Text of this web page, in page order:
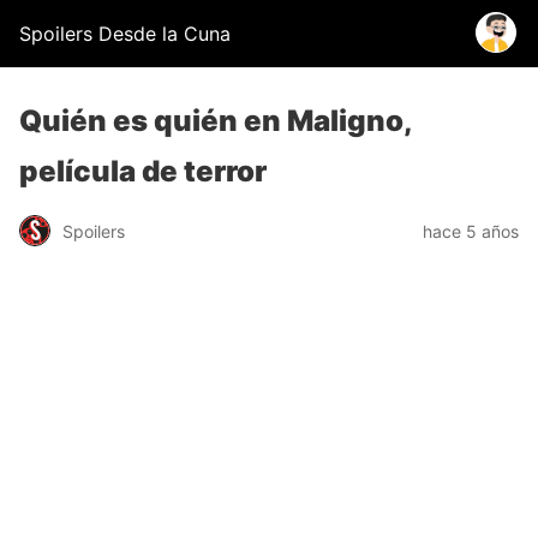
Spoilers Desde la Cuna
Quién es quién en Maligno,
película de terror
Spoilers hace 5 años